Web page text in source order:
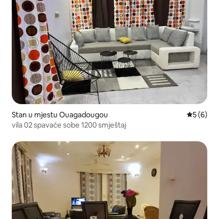
Stan u mjestu Ouagadougou
5 (6)
vila 02 spavaće sobe 1200 smještaj